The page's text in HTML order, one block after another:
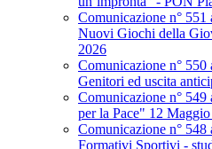
Comunicazione n°
Nuovi Giochi della
2026
Comunicazione n°
Genitori ed uscita
Comunicazione n°
per la Pace" 12
Comunicazione n°
Formativi Sportivi -